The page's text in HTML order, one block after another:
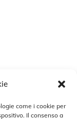
come i cookie per
Il consenso a